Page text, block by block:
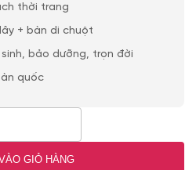
thời trang
+ bàn di chuột
bảo dưỡng, trọn đời
quốc
GIỎ HÀNG